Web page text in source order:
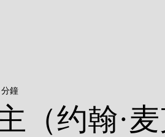
（约翰·麦
鐘